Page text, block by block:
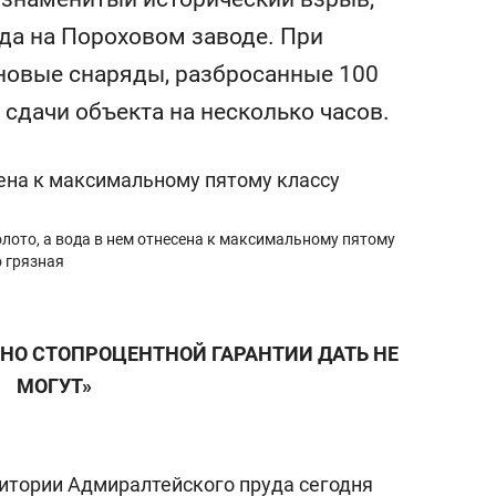
на Пороховом заводе. При
снаряды, разбросанные 100
объекта на несколько часов.
а вода в нем отнесена к максимальному пятому
грязная
СТОПРОЦЕНТНОЙ ГАРАНТИИ ДАТЬ НЕ
МОГУТ»
Адмиралтейского пруда сегодня
с вершины горы»